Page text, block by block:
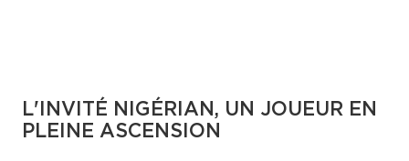
L'INVITÉ NIGÉRIAN, UN JOUEUR EN
PLEINE ASCENSION